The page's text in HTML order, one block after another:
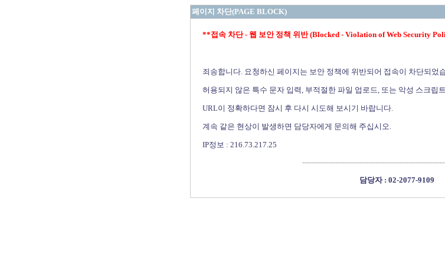
페이지 차단(PAGE BLOCK)
**접속 차단 - 웹 보안 정책 위반 (Blocked - Violation of Web Security
죄송합니다. 요청하신 페이지는 보안 정책에 위반되어 접속이 차단되었
허용되지 않은 특수 문자 입력, 부적절한 파일 업로드, 또는 악성 스크립
URL이 정확하다면 잠시 후 다시 시도해 보시기 바랍니다.
계속 같은 현상이 발생하면 담당자에게 문의해 주십시오.
IP정보 : 216.73.217.25
담당자 : 02-2077-9109